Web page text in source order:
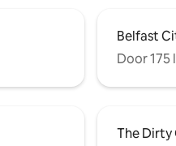
Belfast
Door 175
The Dirty